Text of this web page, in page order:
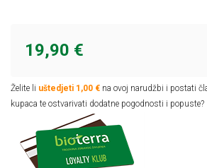
19,90 €
Želite li uštedjeti 1,00 € na ovoj narudžbi i postati
kupaca te ostvarivati dodatne pogodnosti i popuste?